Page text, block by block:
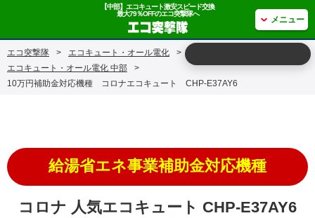
【中部】エコキュート激安スピード交換
最大79％OFFのエコ突撃隊へ
メニュー
エコ突撃隊 > エコキュート・オール電化
>
エコキュート・オール電化 中部
>
10万円補助金対応機種 コロナエコキュート CHP-E37AY6
給湯省エネ事業補助金対応機種
コロナ 人気エコキュート CHP-E37AY6